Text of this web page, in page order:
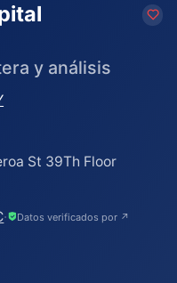
y análisis
St 39Th Floor
· Datos verificados por ↗